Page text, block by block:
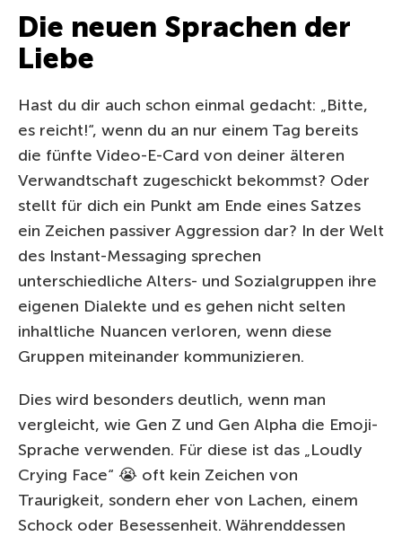
Die neuen Sprachen der
Liebe
Hast du dir auch schon einmal gedacht: „Bitte,
es reicht!“, wenn du an nur einem Tag bereits
die fünfte Video-E-Card von deiner älteren
Verwandtschaft zugeschickt bekommst? Oder
stellt für dich ein Punkt am Ende eines Satzes
ein Zeichen passiver Aggression dar? In der Welt
des Instant-Messaging sprechen
unterschiedliche Alters- und Sozialgruppen ihre
eigenen Dialekte und es gehen nicht selten
inhaltliche Nuancen verloren, wenn diese
Gruppen miteinander kommunizieren.
Dies wird besonders deutlich, wenn man
vergleicht, wie Gen Z und Gen Alpha die Emoji-
Sprache verwenden. Für diese ist das „Loudly
Crying Face“ 😭 oft kein Zeichen von
Traurigkeit, sondern eher von Lachen, einem
Schock oder Besessenheit. Währenddessen